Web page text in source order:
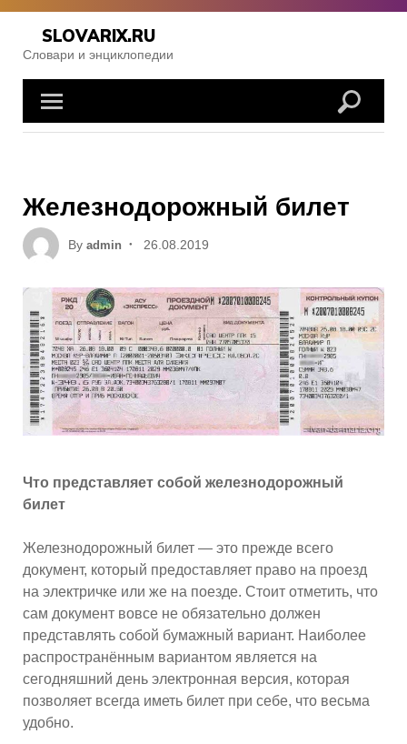
Skip
content
SLOVARIX.RU
Словари и энциклопедии
Железнодорожный билет
By admin
Posted
26.08.2019
Что представляет собой железнодорожный
билет
Железнодорожный билет — это прежде всего
документ, который предоставляет право на проезд
на электричке или же на поезде. Стоит отметить, что
сам документ вовсе не обязательно должен
представлять собой бумажный вариант. Наиболее
распространённым вариантом является на
сегодняшний день электронная версия, которая
позволяет всегда иметь билет при себе, что весьма
удобно.